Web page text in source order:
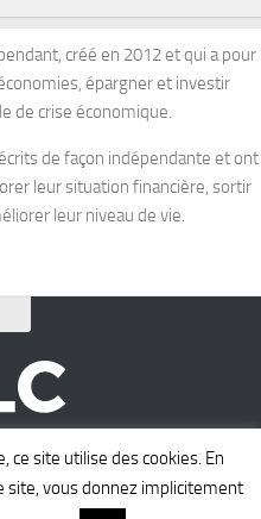
créé en 2012 et qui a pour
épargner et investir
de crise économique.
de façon indépendante et ont
leur situation financière, sortir
leur niveau de vie.
Tous droits réservés.
ce site utilise des cookies. En
site, vous donnez implicitement